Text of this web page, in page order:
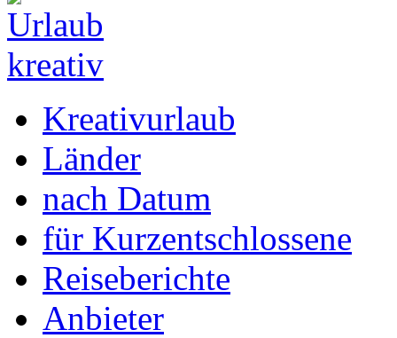
Kreativurlaub
Länder
nach Datum
für Kurzentschlossene
Reiseberichte
Anbieter